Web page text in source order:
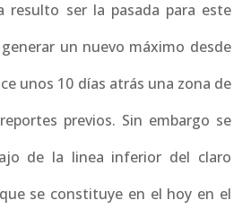
resulto ser la pasada para este
un nuevo máximo desde
unos 10 días atrás una zona de
previos. Sin embargo se
de la linea inferior del claro
se constituye en el hoy en el